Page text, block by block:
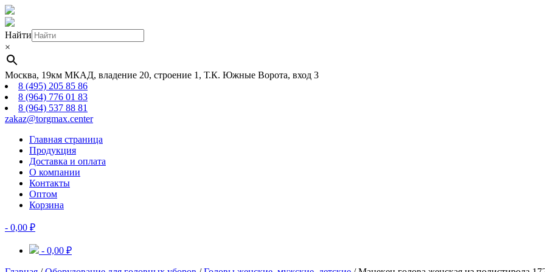
Найти
×
Москва, 19км МКАД, владение 20, строение 1, Т.К. Южные Ворота, вход 3
8 (495) 205 85 86
8 (964) 776 01 83
8 (964) 537 88 81
zakaz@torgmax.center
Главная страница
Продукция
Доставка и оплата
О компании
Контакты
Оптом
Корзина
- 0,00 ₽
- 0,00 ₽